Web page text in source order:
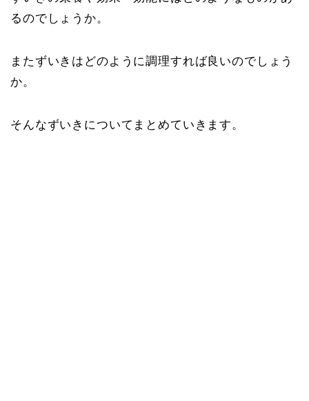
るのでしょうか。
またずいきはどのように調理すれば良いのでしょう
か。
そんなずいきについてまとめていきます。